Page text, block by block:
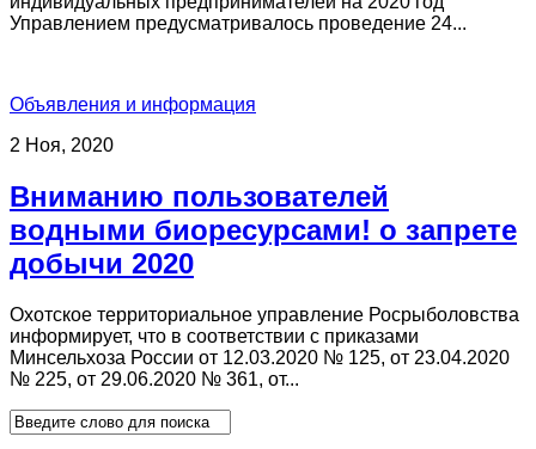
Управлением предусматривалось проведение 24...
Объявления и информация
2 Ноя, 2020
Вниманию пользователей
водными биоресурсами! о запрете
добычи 2020
Охотское территориальное управление Росрыболовства
информирует, что в соответствии с приказами
Минсельхоза России от 12.03.2020 № 125, от 23.04.2020
№ 225, от 29.06.2020 № 361, от...